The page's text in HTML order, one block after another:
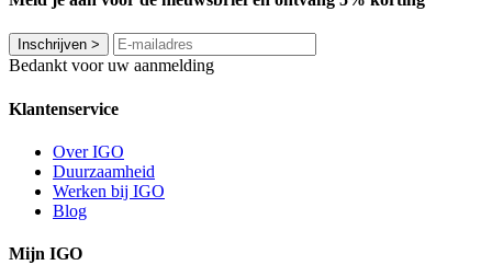
Inschrijven >
Bedankt voor uw aanmelding
Klantenservice
Over IGO
Duurzaamheid
Werken bij IGO
Blog
Mijn IGO